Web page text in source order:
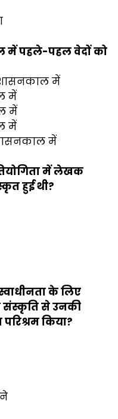
में पहले-पहल वेदों को
में
में
में
में
में
में लेखक
हुई थी?
के लिए
संस्कृति से उनकी
किया?